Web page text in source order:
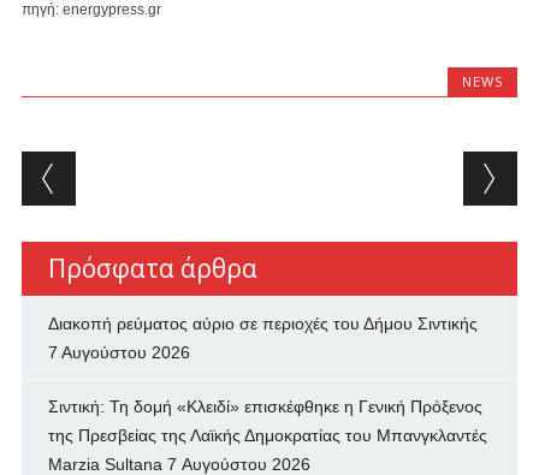
πηγή: energypress.gr
NEWS
Post navigation
Πρόσφατα άρθρα
Διακοπή ρεύματος αύριο σε περιοχές του Δήμου Σιντικής
7 Αυγούστου 2026
Σιντική: Τη δομή «Κλειδί» επισκέφθηκε η Γενική Πρόξενος
της Πρεσβείας της Λαϊκής Δημοκρατίας του Μπανγκλαντές
Marzia Sultana 7 Αυγούστου 2026